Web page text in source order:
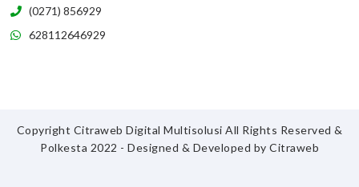
(0271) 856929
628112646929
Copyright Citraweb Digital Multisolusi All Rights Reserved &
Polkesta 2022 - Designed & Developed by Citraweb